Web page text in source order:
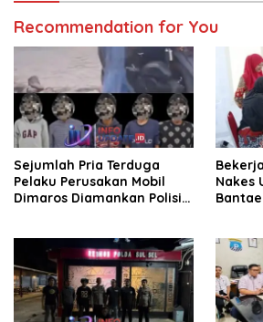
Recommendation for You
Sejumlah Pria Terduga
Pelaku Perusakan Mobil
Dimaros Diamankan Polisi.
Nakes